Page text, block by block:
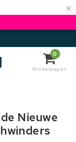
×
0
Winkelwagen
Nieuwe